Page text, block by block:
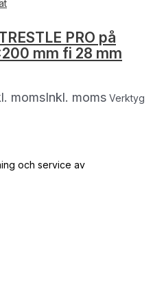
PRO på
mm fi 28 mm
momsInkl. moms Verktyg
och service av